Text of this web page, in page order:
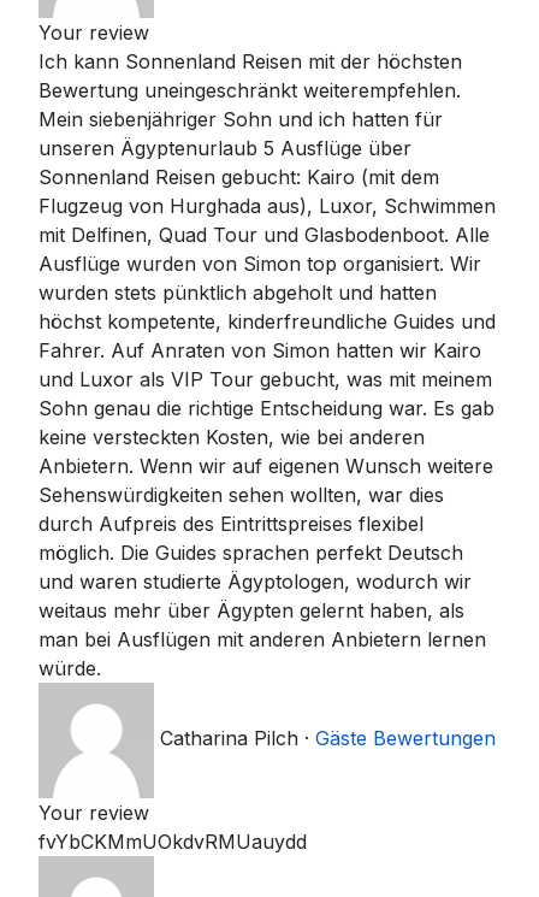
Your review
Ich kann Sonnenland Reisen mit der höchsten
Bewertung uneingeschränkt weiterempfehlen.
Mein siebenjähriger Sohn und ich hatten für
unseren Ägyptenurlaub 5 Ausflüge über
Sonnenland Reisen gebucht: Kairo (mit dem
Flugzeug von Hurghada aus), Luxor, Schwimmen
mit Delfinen, Quad Tour und Glasbodenboot. Alle
Ausflüge wurden von Simon top organisiert. Wir
wurden stets pünktlich abgeholt und hatten
höchst kompetente, kinderfreundliche Guides und
Fahrer. Auf Anraten von Simon hatten wir Kairo
und Luxor als VIP Tour gebucht, was mit meinem
Sohn genau die richtige Entscheidung war. Es gab
keine versteckten Kosten, wie bei anderen
Anbietern. Wenn wir auf eigenen Wunsch weitere
Sehenswürdigkeiten sehen wollten, war dies
durch Aufpreis des Eintrittspreises flexibel
möglich. Die Guides sprachen perfekt Deutsch
und waren studierte Ägyptologen, wodurch wir
weitaus mehr über Ägypten gelernt haben, als
man bei Ausflügen mit anderen Anbietern lernen
würde.
Catharina Pilch · Gäste Bewertungen
Your review
fvYbCKMmUOkdvRMUauydd